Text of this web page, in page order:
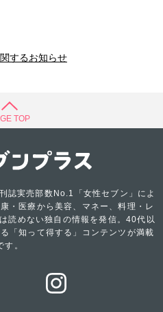
するお知らせ
TOP
誌実売部数No.1「女性セブン」によ
・医療から美容、マネー、料理・レ
読めない独自の情報を発信。40代以
「知って得する」コンテンツが満載
す。